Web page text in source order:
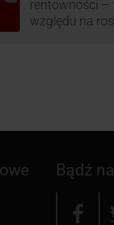
rentowności –
względu na
Bądź